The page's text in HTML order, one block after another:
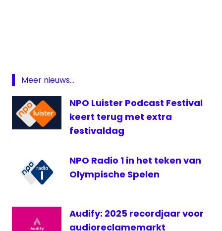
2
Ruud
de
Meer nieuws...
NPO Luister Podcast Festival
keert terug met extra
festivaldag
NPO Radio 1 in het teken van
Olympische Spelen
Audify: 2025 recordjaar voor
audioreclamemarkt